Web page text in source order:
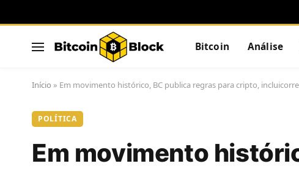
Bitcoin Análise
Início » Em movimento histórico, BC publica regras para cripto,
POLÍTICA
Em movimento